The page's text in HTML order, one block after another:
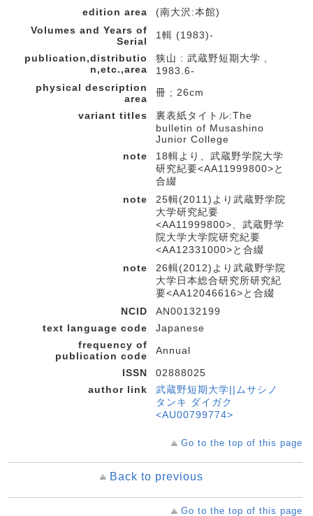
edition area
(南大沢:本館)
Volumes and Years of
Serial
1輯 (1983)-
publication,distributio
n,etc.,area
狭山 : 武蔵野短期大学 ,
1983.6-
physical description
area
冊 ; 26cm
variant titles
裏表紙タイトル:The
bulletin of Musashino
Junior College
note
18輯より、武蔵野学院大学
研究紀要<AA11999800>と
合綴
note
25輯(2011)より武蔵野学院
大学研究紀要
<AA11999800>、武蔵野学
院大学大学院研究紀要
<AA12331000>と合綴
note
26輯(2012)より武蔵野学院
大学日本総合研究所研究紀
要<AA12046616>と合綴
NCID
AN00132199
text language code
Japanese
frequency of
publication code
Annual
ISSN
02888025
author link
武蔵野短期大学||ムサシノ
タンキ ダイガク
<AU00799774>
Go to the top of this page
Back to previous
Go to the top of this page